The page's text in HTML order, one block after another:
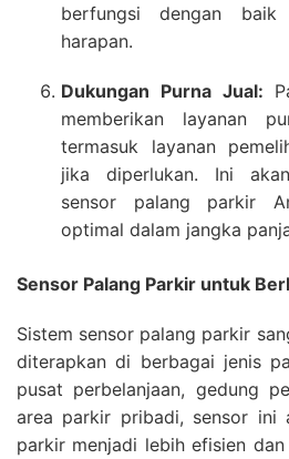
berfungsi dengan
harapan.
Dukungan Purna Jual:
memberikan layanan
termasuk layanan
jika diperlukan. Ini
sensor palang parkir
optimal dalam jangka
Sensor Palang Parkir untuk
Sistem sensor palang parkir
diterapkan di berbagai jenis
pusat perbelanjaan, gedung
area parkir pribadi, sensor ini
parkir menjadi lebih efisien